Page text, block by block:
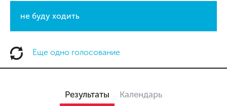
не буду ходить
Еще одно голосование
Результаты Календарь